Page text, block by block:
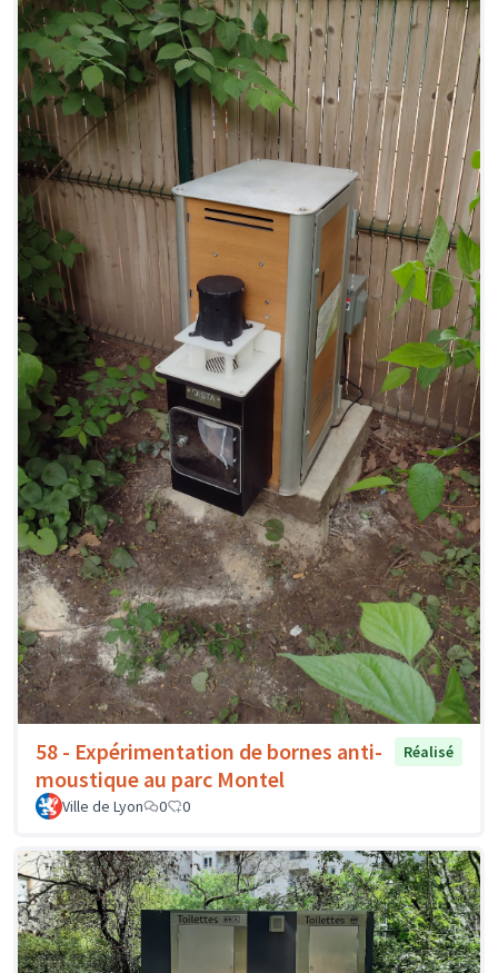
58 - Expérimentation de bornes anti-
moustique au parc Montel
Réalisé
Ville de Lyon 0 0